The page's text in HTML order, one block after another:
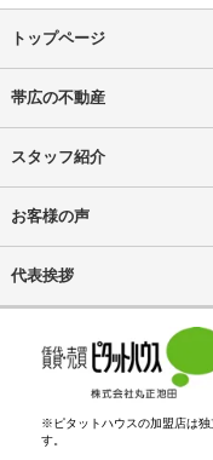
トップページ
帯広の不動産
スタッフ紹介
お客様の声
代表挨拶
※ピタットハウスの加盟店は独
す。